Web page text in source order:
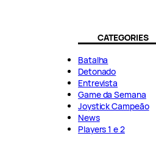
CATEGORIES
Batalha
Detonado
Entrevista
Game da Semana
Joystick Campeão
News
Players 1 e 2